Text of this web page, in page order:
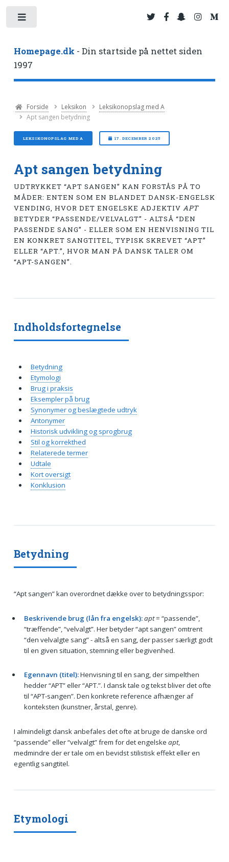
Homepage.dk - Din startside på nettet siden
1997
Forside Leksikon
Leksikonopslag med A
Apt sangen betydning
LEKSIKONOPSLAG MED A 17. DECEMBER 2025
Apt sangen betydning
UDTRYKKET “APT SANGEN” KAN FORSTÅS PÅ TO
MÅDER: ENTEN SOM EN BLANDET DANSK-ENGELSK
VENDING, HVOR DET ENGELSKE ADJEKTIV APT
BETYDER “PASSENDE/VELVALGT” - ALTSÅ “DEN
PASSENDE SANG” - ELLER SOM EN HENVISNING TIL
EN KONKRET SANGTITEL, TYPISK SKREVET “APT”
ELLER “APT.”, HVOR MAN PÅ DANSK TALER OM
“APT-SANGEN”.
Betydning
“Apt sangen” kan overordnet dække over to betydningsspor:
Beskrivende brug (lån fra engelsk):apt= “passende”,
“træffende”, “velvalgt”. Her betyder “apt sangen” omtrent
“den velvalgte sang” - altså en sang, der passer særligt godt
til en given situation, stemning eller begivenhed.
Egennavn (titel):Henvisning til en sang, der simpelthen
hedder “APT” eller “APT.”. I dansk tale og tekst bliver det ofte
til “APT-sangen”. Den konkrete reference afhænger af
konteksten (kunstner, årstal, genre).
I almindeligt dansk anbefales det ofte at bruge de danske ord
“passende” eller “velvalgt” frem for det engelske apt,
medmindre der er tale om en bevidst stilistisk effekt eller en
egentlig sangtitel.
Etymologi
Indholdsfortegnelse
Betydning
Etymologi
Brug i praksis
Eksempler på brug
Synonymer og beslægtede udtryk
Antonymer
Historisk udvikling og sprogbrug
Stil og korrekthed
Relaterede termer
Udtale
Kort oversigt
Konklusion